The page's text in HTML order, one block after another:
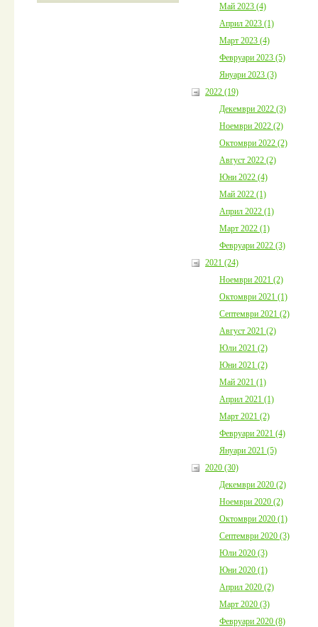
Май 2023 (4)
Април 2023 (1)
Март 2023 (4)
Февруари 2023 (5)
Януари 2023 (3)
2022 (19)
Декември 2022 (3)
Ноември 2022 (2)
Октомври 2022 (2)
Август 2022 (2)
Юни 2022 (4)
Май 2022 (1)
Април 2022 (1)
Март 2022 (1)
Февруари 2022 (3)
2021 (24)
Ноември 2021 (2)
Октомври 2021 (1)
Септември 2021 (2)
Август 2021 (2)
Юли 2021 (2)
Юни 2021 (2)
Май 2021 (1)
Април 2021 (1)
Март 2021 (2)
Февруари 2021 (4)
Януари 2021 (5)
2020 (30)
Декември 2020 (2)
Ноември 2020 (2)
Октомври 2020 (1)
Септември 2020 (3)
Юли 2020 (3)
Юни 2020 (1)
Април 2020 (2)
Март 2020 (3)
Февруари 2020 (8)